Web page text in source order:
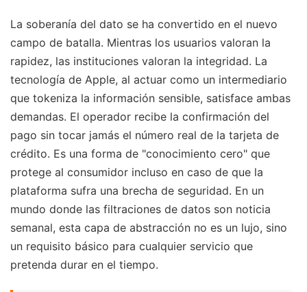
La soberanía del dato se ha convertido en el nuevo
campo de batalla. Mientras los usuarios valoran la
rapidez, las instituciones valoran la integridad. La
tecnología de Apple, al actuar como un intermediario
que tokeniza la información sensible, satisface ambas
demandas. El operador recibe la confirmación del
pago sin tocar jamás el número real de la tarjeta de
crédito. Es una forma de "conocimiento cero" que
protege al consumidor incluso en caso de que la
plataforma sufra una brecha de seguridad. En un
mundo donde las filtraciones de datos son noticia
semanal, esta capa de abstracción no es un lujo, sino
un requisito básico para cualquier servicio que
pretenda durar en el tiempo.